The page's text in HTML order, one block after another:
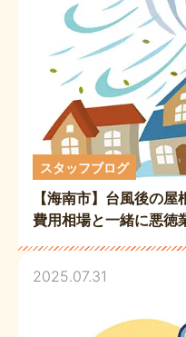
スタッフブログ
【海南市】台風後の
費用相場と一緒に悪徳
2025.07.31